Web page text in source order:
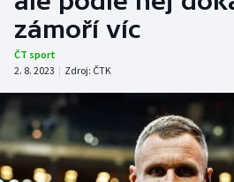
Atletika
DALŠÍ SPORTY
Americký fotbal
NEPŘEHLÉDNĚTE
zámoří víc
ČT sport
2. 8. 2023 | Zdroj: ČTK